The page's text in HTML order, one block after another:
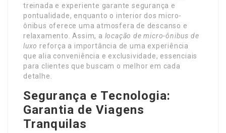
treinada e experiente garante segurança e
pontualidade, enquanto o interior dos micro-
ônibus oferece uma atmosfera de descanso e
relaxamento. Assim, a locação de micro-ônibus de
luxo reforça a importância de uma experiência
que alia conveniência e exclusividade, essenciais
para clientes que buscam o melhor em cada
detalhe.
Segurança e Tecnologia:
Garantia de Viagens
Tranquilas